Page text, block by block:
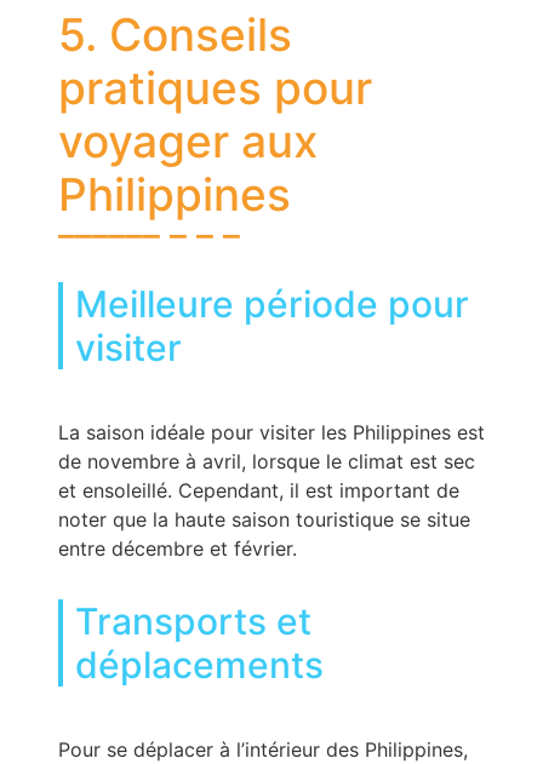
5. Conseils
pratiques pour
voyager aux
Philippines
Meilleure période pour
visiter
La saison idéale pour visiter les Philippines est
de novembre à avril, lorsque le climat est sec
et ensoleillé. Cependant, il est important de
noter que la haute saison touristique se situe
entre décembre et février.
Transports et
déplacements
Pour se déplacer à l’intérieur des Philippines,